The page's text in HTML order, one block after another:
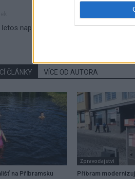
letos naposledy sejdou příbramští
ČLÁNKY VÍCE OD AUTORA
na Příbramsku
Zpravodajství
Příbram